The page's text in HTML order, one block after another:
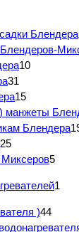
Блендера
10
31
15
манжеты
Блендера
25
5
1
)44